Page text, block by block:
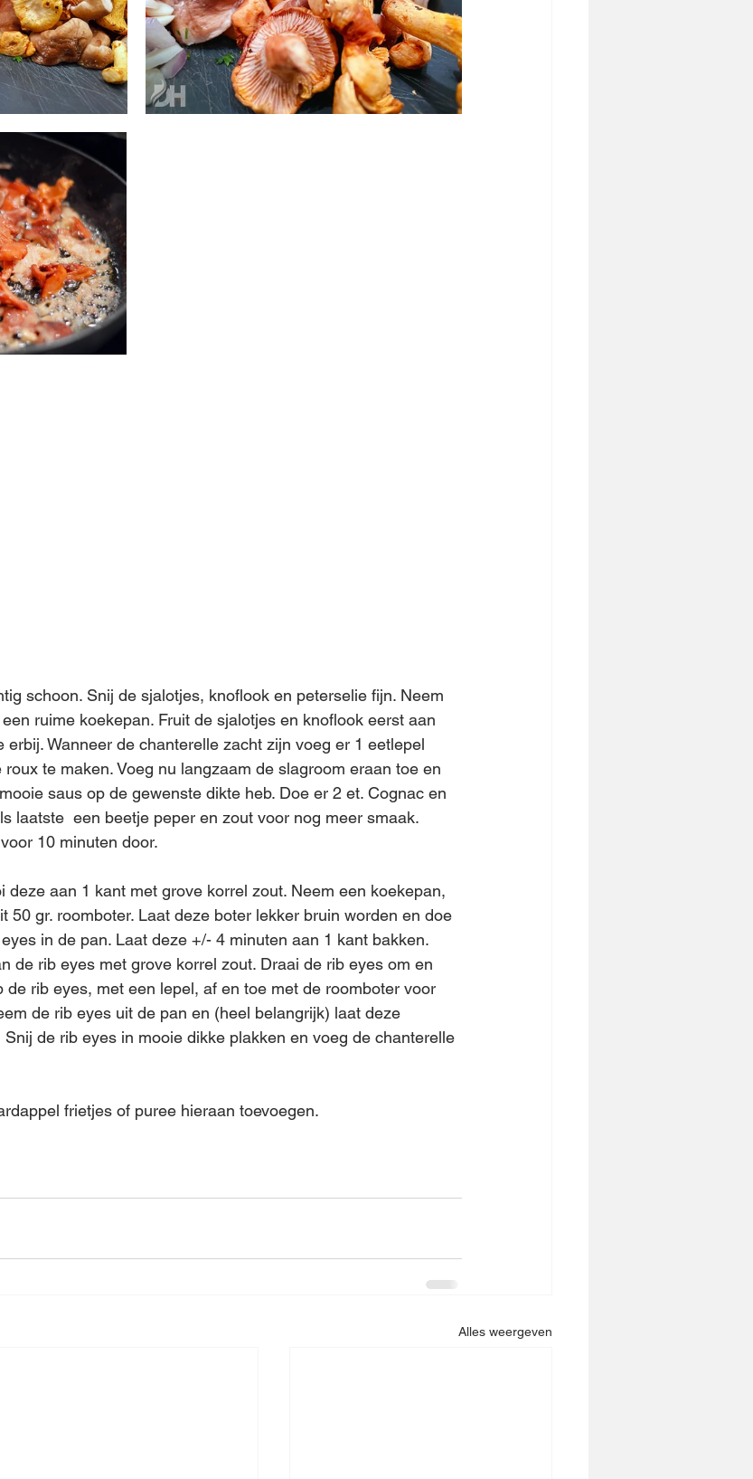
schoon. Snij de sjalotjes, knoflook en peterselie fijn. Neem
ruime koekepan. Fruit de sjalotjes en knoflook eerst aan
Wanneer de chanterelle zacht zijn voeg er 1 eetlepel
te maken. Voeg nu langzaam de slagroom eraan toe en
saus op de gewenste dikte heb. Doe er 2 et. Cognac en
laatste  een beetje peper en zout voor nog meer smaak.
10 minuten door.
deze aan 1 kant met grove korrel zout. Neem een koekepan,
50 gr. roomboter. Laat deze boter lekker bruin worden en doe
in de pan. Laat deze +/- 4 minuten aan 1 kant bakken.
de rib eyes met grove korrel zout. Draai de rib eyes om en
de rib eyes, met een lepel, af en toe met de roomboter voor
de rib eyes uit de pan en (heel belangrijk) laat deze
de rib eyes in mooie dikke plakken en voeg de chanterelle
frietjes of puree hieraan toevoegen.
Alles weergeven